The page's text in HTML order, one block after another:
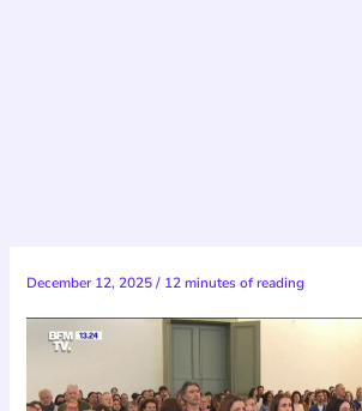
December 12, 2025/ 12 minutes of reading